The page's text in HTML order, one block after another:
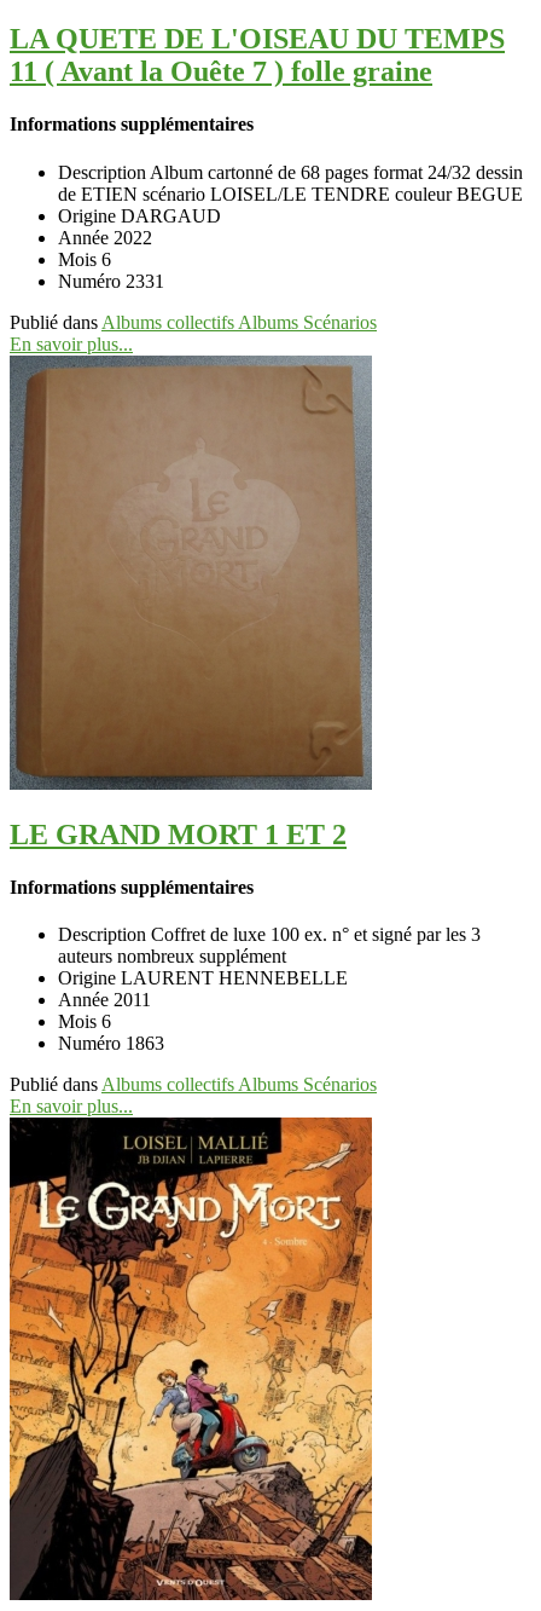
LA QUETE DE L'OISEAU DU TEMPS
11 ( Avant la Ouête 7 ) folle graine
Informations supplémentaires
Description Album cartonné de 68 pages format 24/32 dessin
de ETIEN scénario LOISEL/LE TENDRE couleur BEGUE
Origine DARGAUD
Année 2022
Mois 6
Numéro 2331
Publié dans Albums collectifs Albums Scénarios
En savoir plus...
LE GRAND MORT 1 ET 2
Informations supplémentaires
Description Coffret de luxe 100 ex. n° et signé par les 3
auteurs nombreux supplément
Origine LAURENT HENNEBELLE
Année 2011
Mois 6
Numéro 1863
Publié dans Albums collectifs Albums Scénarios
En savoir plus...